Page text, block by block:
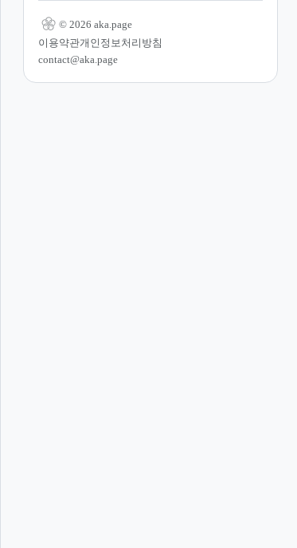
© 2026 aka.page
이용약관개인정보처리방침
contact@aka.page